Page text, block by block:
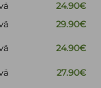
24.90€
29.90€
24.90€
27.90€